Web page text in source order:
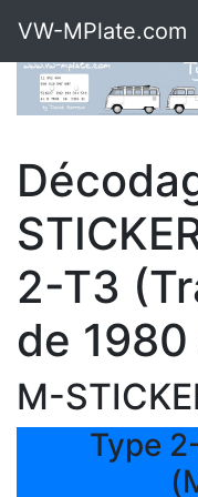
VW-MPlate.com
2-T3
de
M-
Type